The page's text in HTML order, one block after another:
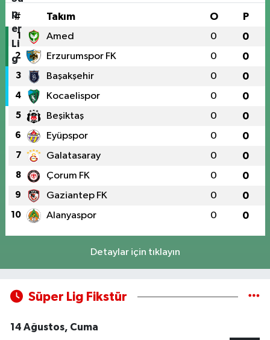
# Takım O P
1 Amed 0 0
2 Erzurumspor FK 0 0
3 Başakşehir 0 0
4 Kocaelispor 0 0
5 Beşiktaş 0 0
6 Eyüpspor 0 0
7 Galatasaray 0 0
8 Çorum FK 0 0
9 Gaziantep FK 0 0
10 Alanyaspor 0 0
Detaylar için tıklayın
Süper Lig Fikstür
14 Ağustos, Cuma